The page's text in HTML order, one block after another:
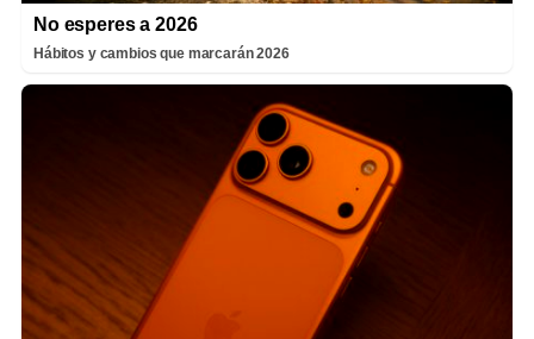
No esperes a 2026
Hábitos y cambios que marcarán 2026